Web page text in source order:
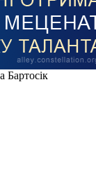
Бартосік